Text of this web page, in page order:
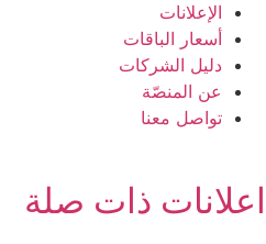
الإعلانات
أسعار الباقات
دليل الشركات
عن المنصّة
تواصل معنا
اعلانات ذات صلة